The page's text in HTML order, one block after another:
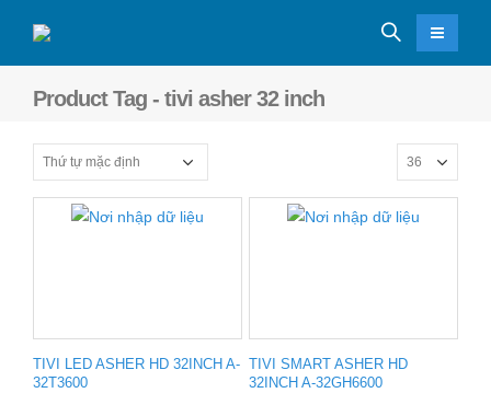
Product Tag - tivi asher 32 inch
TIVI LED ASHER HD 32INCH A-
32T3600
TIVI SMART ASHER HD
32INCH A-32GH6600